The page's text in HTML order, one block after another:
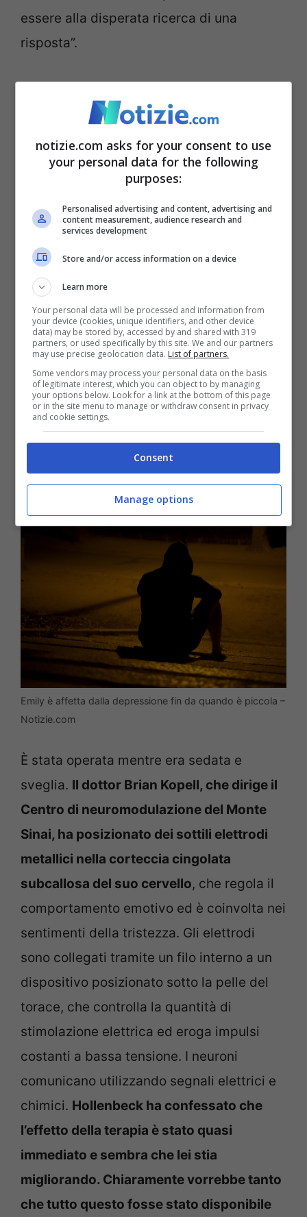
essere alla disperata ricerca di una
risposta”.
La situazione
depressione già da bambina vivendo in
Il suo primo grande scontro è
avvenuto al college, dopo il suicidio di suo
padre nel 2009.Solo a intermittenza
riusciva a migliorare con i farmaci, che la
portavano spesso a una ricaduta.
comunque riuscita a conseguire un
dottorato in psicologia, anche dopo aver
perso la madre durante l’ultimo anno di
specializzazione. A volte, ha detto, ha
pensato di porre fine alla sua vita.Aveva
esaurito tutte le opzioni, inclusa la terapia
elettroconvulsivante, fino a quando un
medico le ha parlato della DBS tre anni fa.
Emily è affetta dalla depressione fin da quando è piccola –
Notizie.com
È stata operata mentre era sedata e
sveglia. Il dottor Brian Kopell, che dirige il
Centro di neuromodulazione del Monte
Sinai, ha posizionato dei sottili elettrodi
metallici nella corteccia cingolata
subcallosa del suo cervello, che regola il
comportamento emotivo ed è coinvolta nei
sentimenti della tristezza. Gli elettrodi
sono collegati tramite un filo interno a un
dispositivo posizionato sotto la pelle del
torace, che controlla la quantità di
stimolazione elettrica ed eroga impulsi
costanti a bassa tensione. I neuroni
comunicano utilizzando segnali elettrici e
chimici. Hollenbeck ha confessato che
l’effetto della terapia è stato quasi
immediato e sembra che lei stia
migliorando. Chiaramente vorrebbe tanto
che tutto questo fosse stato disponibile
notizie.com asks for your consent to use
your personal data for the following
purposes:
Personalised advertising and content, advertising and
content measurement, audience research and
services development
Store and/or access information on a device
Learn more
Your personal data will be processed and information from
your device (cookies, unique identifiers, and other device
data) may be stored by, accessed by and shared with 319
partners, or used specifically by this site. We and our partners
may use precise geolocation data. List of partners.
Some vendors may process your personal data on the basis
of legitimate interest, which you can object to by managing
your options below. Look for a link at the bottom of this page
or in the site menu to manage or withdraw consent in privacy
and cookie settings.
Consent
Manage options